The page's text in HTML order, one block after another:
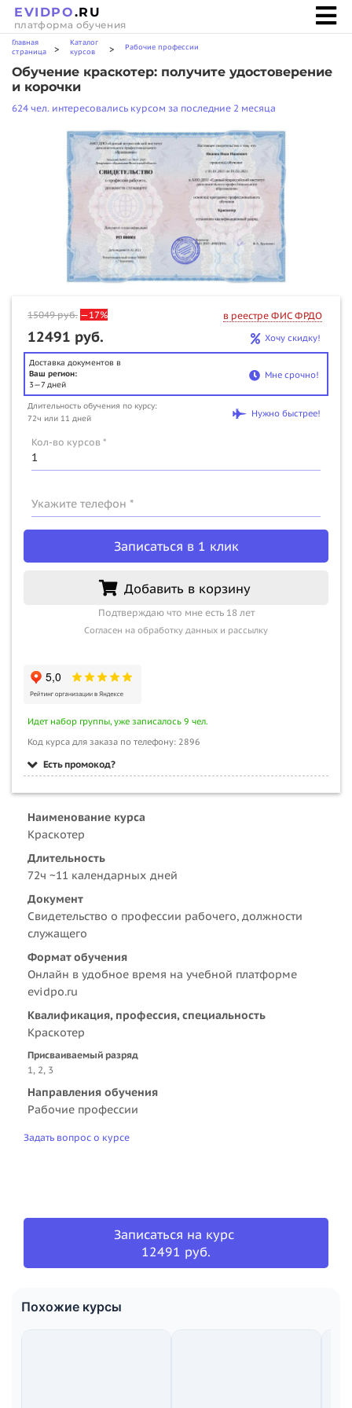
EVIDPO.RU
платформа обучения
Главная
страница
>
Каталог
курсов
> Рабочие профессии
Обучение краскотер: получите удостоверение
и корочки
624 чел. интересовались курсом за последние 2 месяца
15049руб. —17% в реестре ФИС ФРДО
12491 руб. Хочу скидку!
Доставка документов в
Ваш регион:
3—7 дней
Мне срочно!
Длительность обучения по курсу:
72ч или 11 дней
Нужно быстрее!
Кол-во курсов *
Укажите телефон *
Записаться в 1 клик
Добавить в корзину
Подтверждаю что мне есть 18 лет
Согласен на обработку данных и рассылку
Идет набор группы, уже записалось 9 чел.
Код курса для заказа по телефону: 2896
Есть промокод?
Наименование курса
Краскотер
Длительность
72ч ~11 календарных дней
Документ
Свидетельство о профессии рабочего, должности
служащего
Формат обучения
Онлайн в удобное время на учебной платформе
evidpo.ru
Квалификация, профессия, специальность
Краскотер
Присваиваемый разряд
1, 2, 3
Направления обучения
Рабочие профессии
Задать вопрос о курсе
Записаться на курс
12491 руб.
Похожие курсы